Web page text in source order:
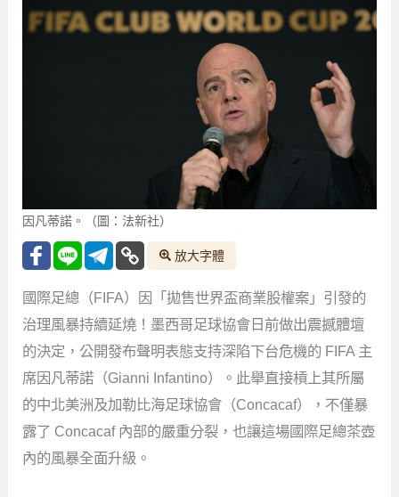
因凡蒂諾。（圖：法新社）
放大字體
國際足總（FIFA）因「拋售世界盃商業股權案」引發的
治理風暴持續延燒！墨西哥足球協會日前做出震撼體壇
的決定，公開發布聲明表態支持深陷下台危機的 FIFA 主
席因凡蒂諾（Gianni Infantino）。此舉直接槓上其所屬
的中北美洲及加勒比海足球協會（Concacaf），不僅暴
露了 Concacaf 內部的嚴重分裂，也讓這場國際足總茶壺
內的風暴全面升級。